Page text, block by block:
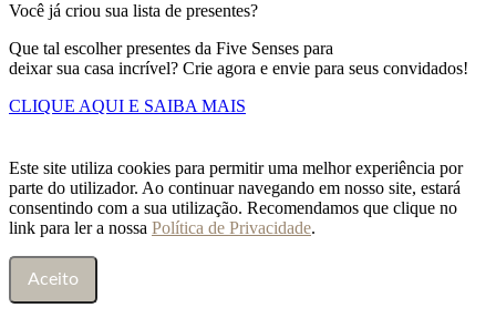
Você já criou sua lista de presentes?
Que tal escolher presentes da Five Senses para
deixar sua casa incrível? Crie agora e envie para seus convidados!
CLIQUE AQUI E SAIBA MAIS
Este site utiliza cookies para permitir uma melhor experiência por
parte do utilizador. Ao continuar navegando em nosso site, estará
consentindo com a sua utilização. Recomendamos que clique no
link para ler a nossa Política de Privacidade.
Aceito